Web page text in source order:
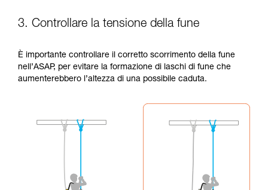
3. Controllare la tensione della fune
È importante controllare il corretto scorrimento della fune
nell’ASAP, per evitare la formazione di laschi di fune che
aumenterebbero l’altezza di una possibile caduta.